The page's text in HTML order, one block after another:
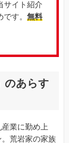
サイト紹介
す。 無料
のあらす
業に勤め上
荒岩家の家族